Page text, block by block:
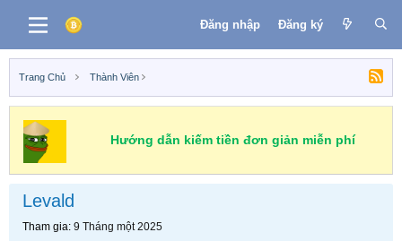
Đăng nhập Đăng ký
Trang Chủ Thành Viên
Hướng dẫn kiếm tiền đơn giản miễn phí
Levald
Tham gia 9 Tháng một 2025